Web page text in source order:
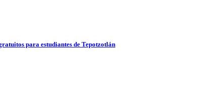
para estudiantes de Tepotzotlán